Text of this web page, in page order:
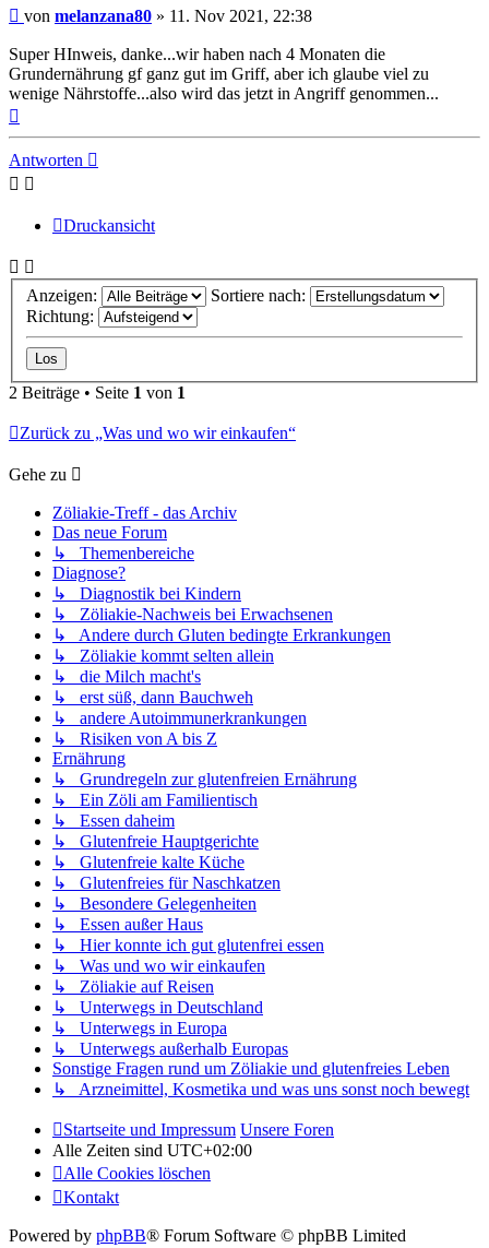
Beitrag
von melanzana80 » 11. Nov 2021, 22:38
Super HInweis, danke...wir haben nach 4 Monaten die
Grundernährung gf ganz gut im Griff, aber ich glaube viel zu
wenige Nährstoffe...also wird das jetzt in Angriff genommen...
Antworten
Druckansicht
Anzeigen:
Sortiere nach:
Richtung:
2 Beiträge • Seite 1 von 1
Zurück zu „Was und wo wir einkaufen“
Gehe zu
Zöliakie-Treff - das Archiv
Das neue Forum
↳ Themenbereiche
Diagnose?
↳ Diagnostik bei Kindern
↳ Zöliakie-Nachweis bei Erwachsenen
↳ Andere durch Gluten bedingte Erkrankungen
↳ Zöliakie kommt selten allein
↳ die Milch macht's
↳ erst süß, dann Bauchweh
↳ andere Autoimmunerkrankungen
↳ Risiken von A bis Z
Ernährung
↳ Grundregeln zur glutenfreien Ernährung
↳ Ein Zöli am Familientisch
↳ Essen daheim
↳ Glutenfreie Hauptgerichte
↳ Glutenfreie kalte Küche
↳ Glutenfreies für Naschkatzen
↳ Besondere Gelegenheiten
↳ Essen außer Haus
↳ Hier konnte ich gut glutenfrei essen
↳ Was und wo wir einkaufen
↳ Zöliakie auf Reisen
↳ Unterwegs in Deutschland
↳ Unterwegs in Europa
↳ Unterwegs außerhalb Europas
Sonstige Fragen rund um Zöliakie und glutenfreies Leben
↳ Arzneimittel, Kosmetika und was uns sonst noch bewegt
Startseite und Impressum Unsere Foren
Alle Zeiten sind UTC+02:00
Alle Cookies löschen
Kontakt
Powered by phpBB® Forum Software © phpBB Limited